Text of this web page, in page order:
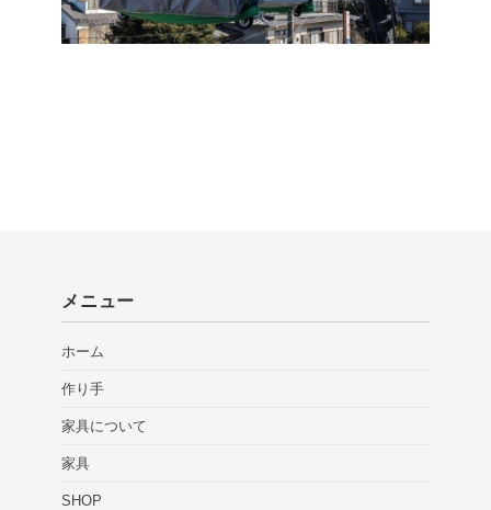
メニュー
ホーム
作り手
家具について
家具
SHOP